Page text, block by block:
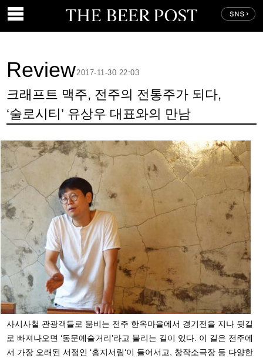
Review
크래프트 맥주, 전주의 전통주가 되다,
‘술로시티’ 유상우 대표와의 만남
2017-11-30 22:03
사시사철 관광객들로 붐비는 전주 한옥마을에서 경기전을 지나 뒷길
로 빠져나오면 ‘동문예술거리’라고 불리는 길이 있다. 이 길은 전주에
서 가장 오래된 서점인 ‘홍지서림‘이 들어서고, 창작소극장 등 다양한